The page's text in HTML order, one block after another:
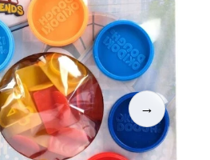
→